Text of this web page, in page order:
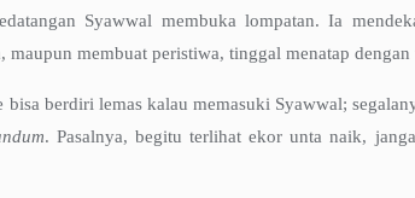
Syawwal membuka lompatan. Ia
membuat peristiwa, tinggal menatap
bisa berdiri lemas kalau memasuki Syawwal;
. Pasalnya, begitu terlihat ekor unta naik,